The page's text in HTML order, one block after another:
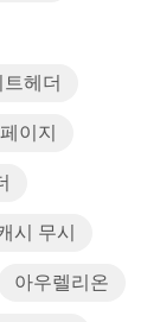
트헤더
이지
시 무시
아우렐리온